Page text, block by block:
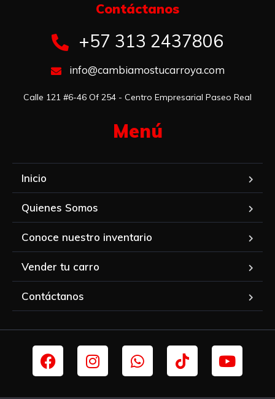
Contáctanos​
+57 313 2437806
info@cambiamostucarroya.com
Calle 121 #6-46 Of 254 - Centro Empresarial Paseo Real
Menú​
Inicio
Quienes Somos
Conoce nuestro inventario
Vender tu carro
Contáctanos